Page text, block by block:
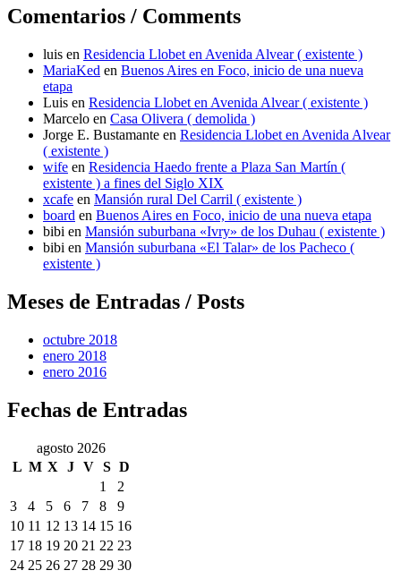
Comentarios / Comments
luis en Residencia Llobet en Avenida Alvear ( existente )
MariaKed en Buenos Aires en Foco, inicio de una nueva
etapa
Luis en Residencia Llobet en Avenida Alvear ( existente )
Marcelo en Casa Olivera ( demolida )
Jorge E. Bustamante en Residencia Llobet en Avenida Alvear
( existente )
wife en Residencia Haedo frente a Plaza San Martín (
existente ) a fines del Siglo XIX
xcafe en Mansión rural Del Carril ( existente )
board en Buenos Aires en Foco, inicio de una nueva etapa
bibi en Mansión suburbana «Ivry» de los Duhau ( existente )
bibi en Mansión suburbana «El Talar» de los Pacheco (
existente )
Meses de Entradas / Posts
octubre 2018
enero 2018
enero 2016
Fechas de Entradas
agosto 2026
L M X J V S D
1
2
3
4 5 6 7 8
9
10 11 12 13 14 15 16
17 18 19 20 21 22 23
24 25 26 27 28 29 30